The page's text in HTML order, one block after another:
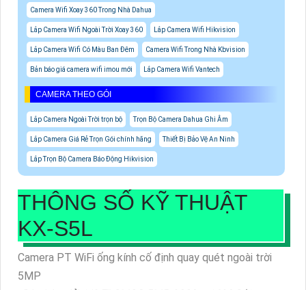
Camera Wifi Xoay 360 Trong Nhà Dahua
Lắp Camera Wifi Ngoài Trời Xoay 360 Lắp Camera Wifi Hikvision
Lắp Camera Wifi Có Màu Ban Đêm Camera Wifi Trong Nhà Kbvision
Bản báo giá camera wifi imou mới Lắp Camera Wifi Vantech
CAMERA THEO GÓI
Lắp Camera Ngoài Trời trọn bộ Trọn Bộ Camera Dahua Ghi Âm
Lắp Camera Giá Rẻ Trọn Gói chính hãng Thiết Bị Bảo Vệ An Ninh
Lắp Trọn Bộ Camera Báo Động Hikvision
THÔNG SỐ KỸ THUẬT
KX-S5L
Camera PT WiFi ống kính cố định quay quét ngoài trời
5MP